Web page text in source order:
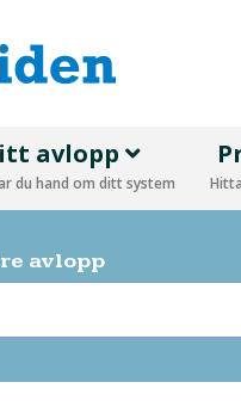
avlopp
du hand om ditt system
avlopp